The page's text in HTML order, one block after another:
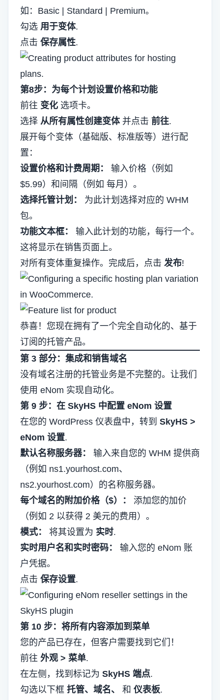
如：Basic | Standard | Premium。
勾选 用于变体.
点击 保存属性.
第8步：为每个计划设置价格和功能
前往 变化 选项卡。
选择 从所有属性创建变体并点击 前往.
展开每个变体（基础版、标准版等）进行配
置：
设置价格和计费周期：
输入价格（例如
$5.99）和间隔（例如 每月）。
选择托管计划：
为此计划选择对应的 WHM
包。
功能文本框：
输入此计划的功能，每行一个。
这将显示在销售页面上。
对所有变体重复操作。完成后，点击 发布!
恭喜！您现在拥有了一个完全自动化的、基于
订阅的托管产品。
第 3 部分：集成和销售域名
没有域名注册的托管业务是不完整的。让我们
使用 eNom 实现自动化。
第 9 步：在 SkyHS 中配置 eNom 设置
在您的 WordPress 仪表盘中，转到 SkyHS >
eNom 设置.
默认名称服务器：
输入来自您的 WHM 提供商
（例如 ns1.yourhost.com、
ns2.yourhost.com）的名称服务器。
每个域名的附加价格（$）：
添加您的加价
（例如 2 以获得 2 美元的费用）。
模式：
将其设置为 实时.
实时用户名和实时密码：
输入您的 eNom 账
户凭据。
点击 保存设置.
第 10 步：将所有内容添加到菜单
您的产品已存在，但客户需要找到它们！
前往 外观 > 菜单.
在左侧，找到标记为 SkyHS 端点.
勾选以下框 托管、域名、 和 仪表板.